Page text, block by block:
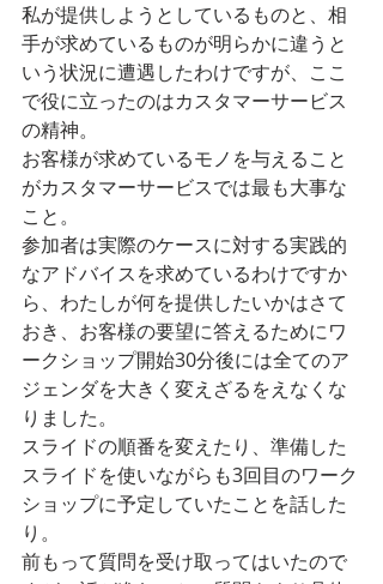
私が提供しようとしているものと、相
手が求めているものが明らかに違うと
いう状況に遭遇したわけですが、ここ
で役に立ったのはカスタマーサービス
の精神。
お客様が求めているモノを与えること
がカスタマーサービスでは最も大事な
こと。
参加者は実際のケースに対する実践的
なアドバイスを求めているわけですか
ら、わたしが何を提供したいかはさて
おき、お客様の要望に答えるためにワ
ークショップ開始30分後には全てのア
ジェンダを大きく変えざるをえなくな
りました。
スライドの順番を変えたり、準備した
スライドを使いながらも3回目のワーク
ショップに予定していたことを話した
り。
前もって質問を受け取ってはいたので